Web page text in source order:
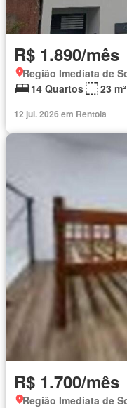
R$ 1.890/mês
14 Quartos
23 m²
12 jul. 2026 em Rentola
R$ 1.700/mês